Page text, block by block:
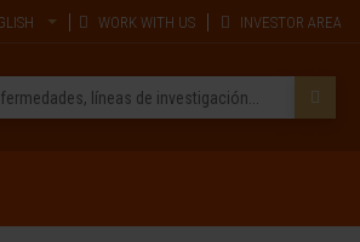
WORK WITH US INVESTOR AREA